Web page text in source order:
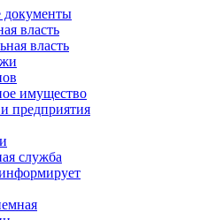
власть
власть
имущество
предприятия
служба